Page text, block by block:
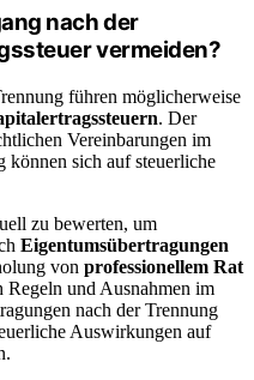
nach der
vermeiden?
führen möglicherweise
. Der
Vereinbarungen im
können sich auf steuerliche
zu bewerten, um
Eigentumsübertragungen
von professionellem Rat
Regeln und Ausnahmen im
nach der Trennung
Auswirkungen auf